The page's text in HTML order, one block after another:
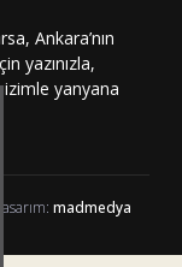
Ankara’nın
yazınızla,
yanyana
madmedya